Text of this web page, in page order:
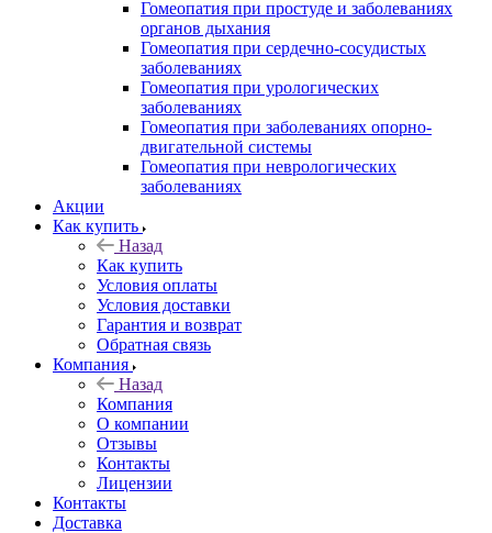
Гомеопатия при простуде и заболеваниях
органов дыхания
Гомеопатия при сердечно-сосудистых
заболеваниях
Гомеопатия при урологических
заболеваниях
Гомеопатия при заболеваниях опорно-
двигательной системы
Гомеопатия при неврологических
заболеваниях
Акции
Как купить
Назад
Как купить
Условия оплаты
Условия доставки
Гарантия и возврат
Обратная связь
Компания
Назад
Компания
О компании
Отзывы
Контакты
Лицензии
Контакты
Доставка